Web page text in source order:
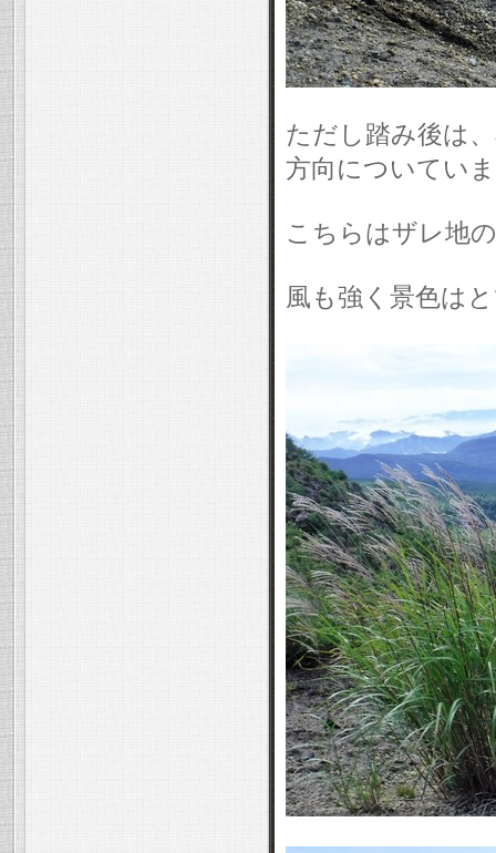
ただし踏み後は
方向についてい
こちらはザレ地
風も強く景色は